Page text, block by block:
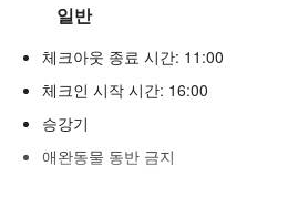
일반
체크아웃 종료 시간: 11:00
체크인 시작 시간: 16:00
승강기
애완동물 동반 금지